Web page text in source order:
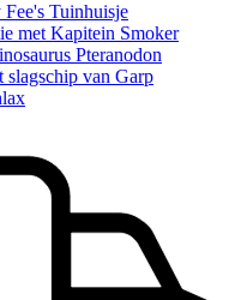
Tuinhuisje
met Kapitein Smoker
Pteranodon
van Garp